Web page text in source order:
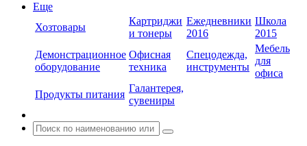
Еще
Хозтовары
Картриджи
и тонеры
Ежедневники
2016
Школа
2015
Демонстрационное
оборудование
Офисная
техника
Спецодежда,
инструменты
Мебель
для
офиса
Продукты питания
Галантерея,
сувениры